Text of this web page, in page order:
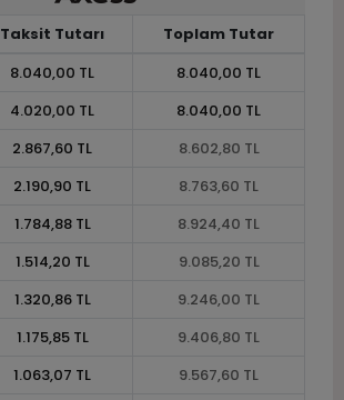
Taksit Tutarı
Toplam Tutar
8.040,00 TL
8.040,00 TL
4.020,00 TL
8.040,00 TL
2.867,60 TL
8.602,80 TL
2.190,90 TL
8.763,60 TL
1.784,88 TL
8.924,40 TL
1.514,20 TL
9.085,20 TL
1.320,86 TL
9.246,00 TL
1.175,85 TL
9.406,80 TL
1.063,07 TL
9.567,60 TL